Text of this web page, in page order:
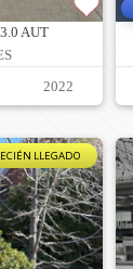
AUT
2022
LLEGADO